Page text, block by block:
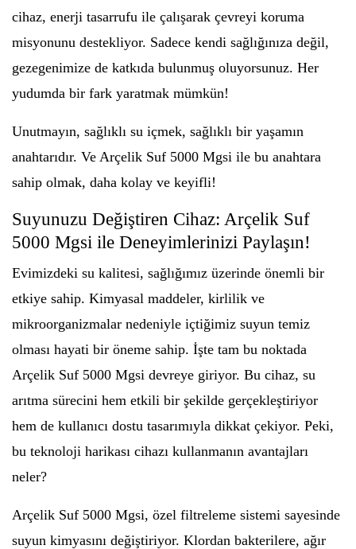
cihaz, enerji tasarrufu ile çalışarak çevreyi koruma
misyonunu destekliyor. Sadece kendi sağlığınıza değil,
gezegenimize de katkıda bulunmuş oluyorsunuz. Her
yudumda bir fark yaratmak mümkün!
Unutmayın, sağlıklı su içmek, sağlıklı bir yaşamın
anahtarıdır. Ve Arçelik Suf 5000 Mgsi ile bu anahtara
sahip olmak, daha kolay ve keyifli!
Suyunuzu Değiştiren Cihaz: Arçelik Suf
5000 Mgsi ile Deneyimlerinizi Paylaşın!
Evimizdeki su kalitesi, sağlığımız üzerinde önemli bir
etkiye sahip. Kimyasal maddeler, kirlilik ve
mikroorganizmalar nedeniyle içtiğimiz suyun temiz
olması hayati bir öneme sahip. İşte tam bu noktada
Arçelik Suf 5000 Mgsi devreye giriyor. Bu cihaz, su
arıtma sürecini hem etkili bir şekilde gerçekleştiriyor
hem de kullanıcı dostu tasarımıyla dikkat çekiyor. Peki,
bu teknoloji harikası cihazı kullanmanın avantajları
neler?
Arçelik Suf 5000 Mgsi, özel filtreleme sistemi sayesinde
suyun kimyasını değiştiriyor. Klordan bakterilere, ağır